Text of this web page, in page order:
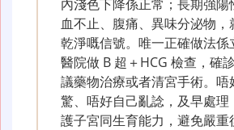
內淺色下降係正常；長期強陽
血不止、腹痛、異味分泌物，
乾淨嘅信號。唯一正確做法係
醫院做 B 超＋HCG 檢查，確
議藥物治療或者清宮手術。唔
驚、唔好自己亂諗，及早處理
護子宮同生育能力，避免嚴重